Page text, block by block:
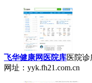
飞华健康网医院库医院诊
网址：yyk.fh21.com.cn